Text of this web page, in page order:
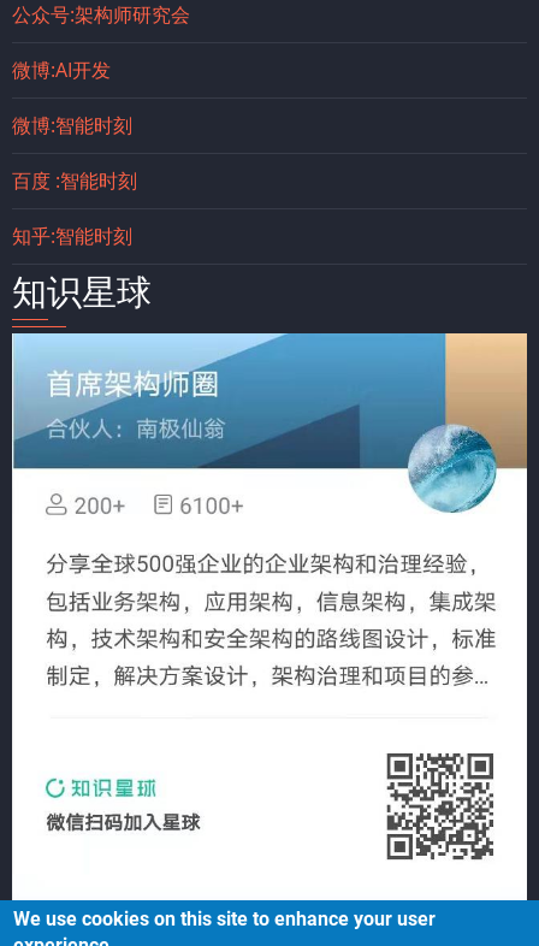
公众号:架构师研究会
微博:AI开发
微博:智能时刻
百度 :智能时刻
知乎:智能时刻
知识星球
We use cookies on this site to enhance your user